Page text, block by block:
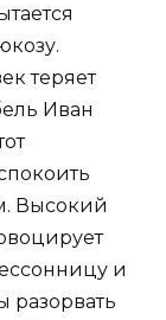
теряет
Иван
Высокий
и
разорвать